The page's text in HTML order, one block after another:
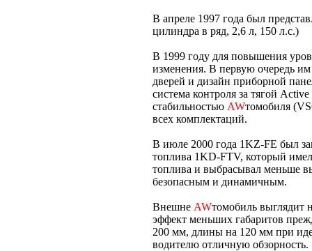
В апреле 1997 года был
цилиндра в ряд, 2,6 л, 150 л.с.)
В 1999 году для повышения
изменения. В первую очередь им
дверей и дизайн приборной
система контроля за тягой
стабильностью AWтомобиля
всех комплектаций.
В июле 2000 года 1KZ-FE был
топлива 1KD-FTV, который
топлива и выбрасывал меньше
безопасным и динамичным.
Внешне AWтомобиль выглядит
эффект меньших габаритов
200 мм, длины на 120 мм при
водителю отличную обзорность.